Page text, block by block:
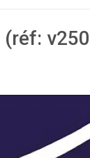
(réf: